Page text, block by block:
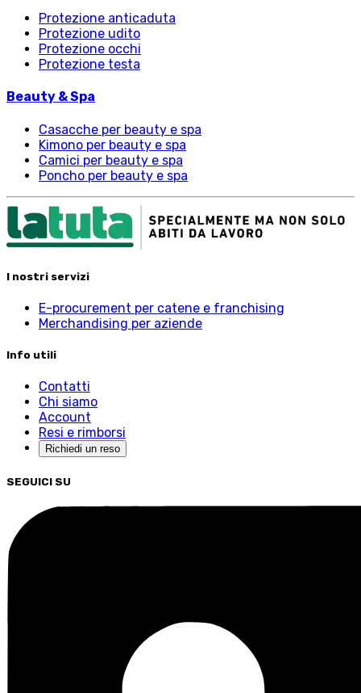
Protezione anticaduta
Protezione udito
Protezione occhi
Protezione testa
Beauty & Spa
Casacche per beauty e spa
Kimono per beauty e spa
Camici per beauty e spa
Poncho per beauty e spa
I nostri servizi
E-procurement per catene e franchising
Merchandising per aziende
Info utili
Contatti
Chi siamo
Account
Resi e rimborsi
Richiedi un reso
SEGUICI SU